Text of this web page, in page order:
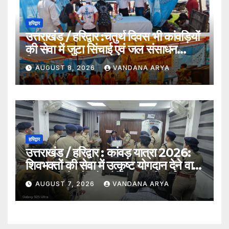
हरिद्वार
उत्तराखंड / हरिद्वार :चतुर्थ दिवस भी कांवड़ियों
की सेवा में जुटा सिंचाई एवं जल संसाधन
विभाग…
AUGUST 8, 2026 VANDANA ARYA
हरिद्वार
उत्तराखंड / हरिद्वार : कांवड़ यात्रा 2026:
शिवभक्तों की सेवा में उत्कृष्ट योगदान देने वाले
एक एसपीओ और दो ट्रैफिक वालंटियर्स
सम्मानित, एसपी देहात ने किया सम्मानित_देखे
विडिओ !!
AUGUST 7, 2026 VANDANA ARYA